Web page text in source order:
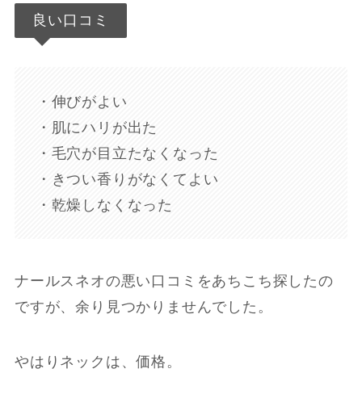
良い口コミ
・伸びがよい
・肌にハリが出た
・毛穴が目立たなくなった
・きつい香りがなくてよい
・乾燥しなくなった
ナールスネオの悪い口コミをあちこち探したの
ですが、余り見つかりませんでした。
やはりネックは、価格。